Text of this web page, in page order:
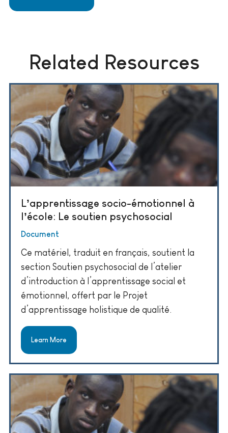
Related Resources
L’apprentissage socio-émotionnel à
l’école: Le soutien psychosocial
Document
Ce matériel, traduit en français, soutient la
section Soutien psychosocial de l’atelier
d’introduction à l’apprentissage social et
émotionnel, offert par le Projet
d’apprentissage holistique de qualité.
Learn More